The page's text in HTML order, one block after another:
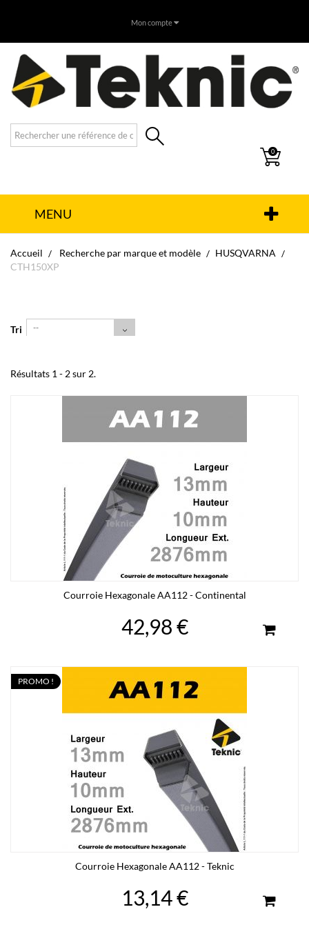
Mon compte
0
MENU
Accueil Recherche par marque et modèle
HUSQVARNA
CTH150XP
Tri --
Résultats 1 - 2 sur 2.
Courroie Hexagonale AA112 - Continental
42,98 €
PROMO !
Courroie Hexagonale AA112 - Teknic
13,14 €